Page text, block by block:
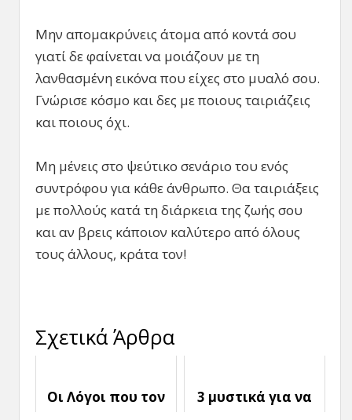
Μην απομακρύνεις άτομα από κοντά σου
γιατί δε φαίνεται να μοιάζουν με τη
λανθασμένη εικόνα που είχες στο μυαλό σου.
Γνώρισε κόσμο και δες με ποιους ταιριάζεις
και ποιους όχι.
Μη μένεις στο ψεύτικο σενάριο του ενός
συντρόφου για κάθε άνθρωπο. Θα ταιριάξεις
με πολλούς κατά τη διάρκεια της ζωής σου
και αν βρεις κάποιον καλύτερο από όλους
τους άλλους, κράτα τον!
Σχετικά Άρθρα
Οι Λόγοι που τον
3 μυστικά για να